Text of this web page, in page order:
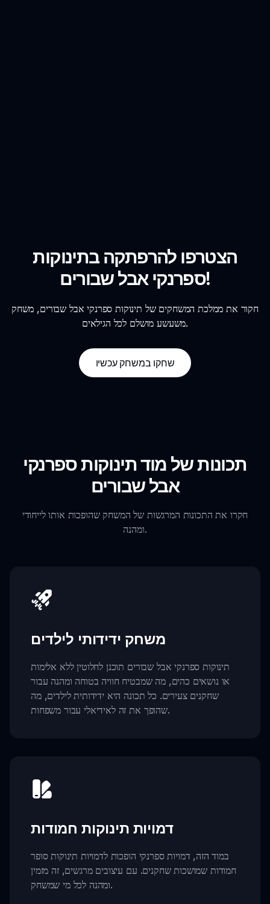
הצטרפו להרפתקה בתינוקות
ספרנקי אבל שבורים!
חקור את ממלכת המשחקים של תינוקות ספרנקי אבל שבורים, משחק
משעשע מושלם לכל הגילאים.
שחקו במשחק עכשיו
תכונות של מוד תינוקות ספרנקי
אבל שבורים
חקרו את התכונות המרגשות של המשחק שהופכות אותו לייחודי
ומהנה.
משחק ידידותי לילדים
תינוקות ספרנקי אבל שבורים תוכנן לחלוטין ללא אלימות
או נושאים כהים, מה שמבטיח חוויה בטוחה ומהנה עבור
שחקנים צעירים. כל תכונה היא ידידותית לילדים, מה
שהופך את זה לאידיאלי עבור משפחות.
דמויות תינוקות חמודות
במוד הזה, דמויות ספרנקי הופכות לדמויות תינוקות סופר
חמודות שמושכות שחקנים. עם עיצובים מרגשים, זה מזמין
ומהנה לכל מי שמשחק.